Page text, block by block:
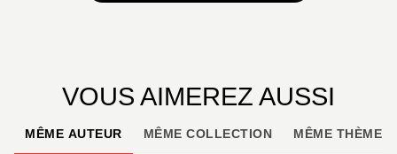
VOUS AIMEREZ AUSSI
MÊME AUTEUR MÊME COLLECTION MÊME THÈME